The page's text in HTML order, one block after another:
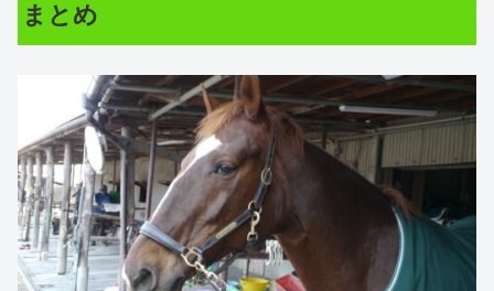
まとめ